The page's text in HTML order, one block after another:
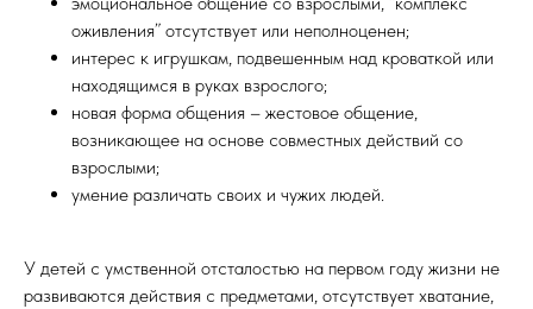
оживления” отсутствует или неполноценен;
интерес к игрушкам, подвешенным над кроваткой или
находящимся в руках взрослого;
новая форма общения – жестовое общение,
возникающее на основе совместных действий со
взрослыми;
умение различать своих и чужих людей.
У детей с умственной отсталостью на первом году жизни не
развиваются действия с предметами, отсутствует хватание,